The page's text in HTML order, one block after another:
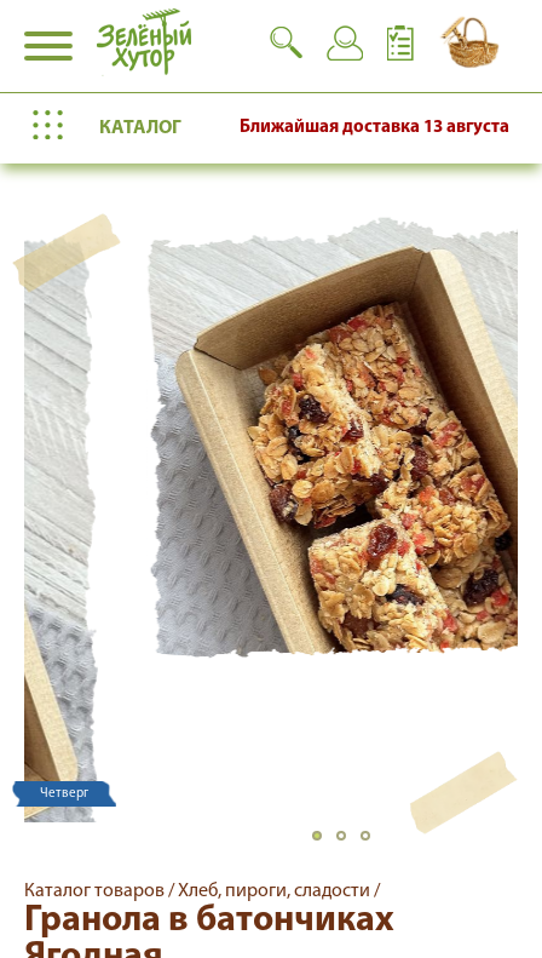
КАТАЛОГ Ближайшая доставка 13 августа
Четверг
Каталог товаров /
Гранола в батончиках
Ягодная